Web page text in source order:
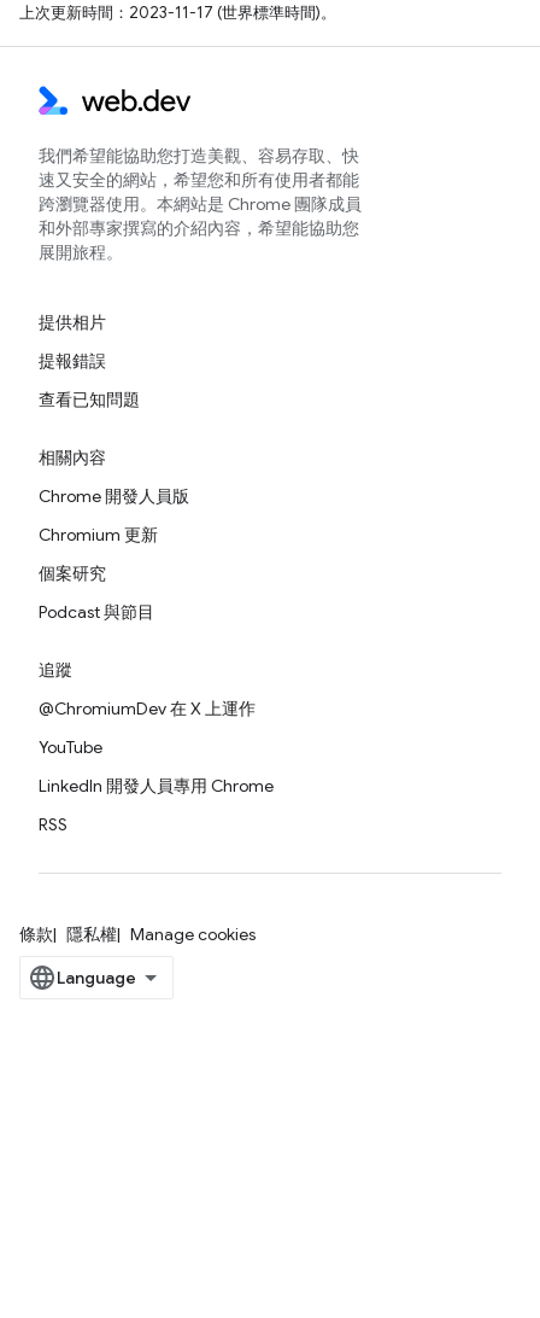
上次更新時間：2023-11-17 (世界標準時間)。
我們希望能協助您打造美觀、容易存取、快
速又安全的網站，希望您和所有使用者都能
跨瀏覽器使用。本網站是 Chrome 團隊成員
和外部專家撰寫的介紹內容，希望能協助您
展開旅程。
提供相片
提報錯誤
查看已知問題
相關內容
Chrome 開發人員版
Chromium 更新
個案研究
Podcast 與節目
追蹤
@ChromiumDev 在 X 上運作
YouTube
LinkedIn 開發人員專用 Chrome
RSS
條款 隱私權 Manage cookies